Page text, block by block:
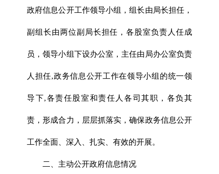
政府信息公开工作领导小组，组长由局长担任，
副组长由两位副局长担任，各股室负责人任成
员，领导小组下设办公室，主任由局办公室负责
人担任,政务信息公开工作在领导小组的统一领
导下,各责任股室和责任人各司其职，各负其
责，形成合力，层层抓落实，确保政务信息公开
工作全面、深入、扎实、有效的开展。
二、主动公开政府信息情况